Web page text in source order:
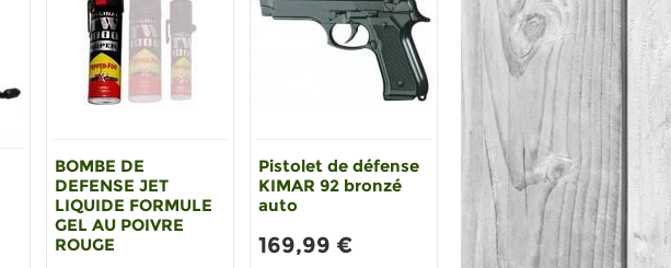
BOMBE DE
DEFENSE JET
LIQUIDE FORMULE
GEL AU POIVRE
ROUGE
Pistolet de défense
KIMAR 92 bronzé
auto
169,99 €